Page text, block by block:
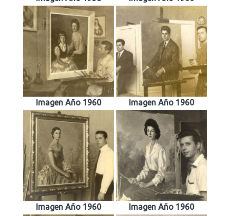
Imagen Año 1960 Imagen Año 1960
Imagen Año 1960 Imagen Año 1960